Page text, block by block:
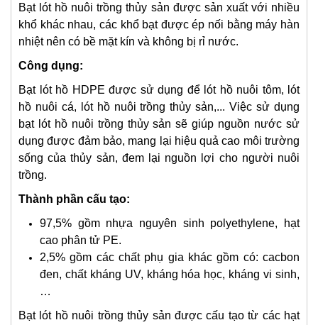
Bạt lót hồ nuôi trồng thủy sản được sản xuất với nhiều
khổ khác nhau, các khổ bạt được ép nối bằng máy hàn
nhiệt nên có bề mặt kín và không bị rỉ nước.
Công dụng:
Bạt lót hồ HDPE được sử dụng để lót hồ nuôi tôm, lót
hồ nuôi cá, lót hồ nuôi trồng thủy sản,...Việc sử dụng
bạt lót hồ nuôi trồng thủy sản sẽ giúp nguồn nước sử
dụng được đảm bảo, mang lại hiệu quả cao môi trường
sống của thủy sản, đem lại nguồn lợi cho người nuôi
trồng.
Thành phần cấu tạo:
97,5% gồm nhựa nguyên sinh polyethylene, hạt
cao phân tử PE.
2,5% gồm các chất phụ gia khác gồm có: cacbon
đen, chất kháng UV, kháng hóa học, kháng vi sinh,
…
Bạt lót hồ nuôi trồng thủy sản được cấu tạo từ các hạt